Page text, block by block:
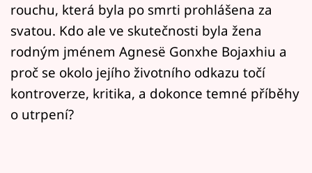
rouchu, která byla po smrti prohlášena za
svatou. Kdo ale ve skutečnosti byla žena
rodným jménem Agnesë Gonxhe Bojaxhiu a
proč se okolo jejího životního odkazu točí
kontroverze, kritika, a dokonce temné příběhy
o utrpení?